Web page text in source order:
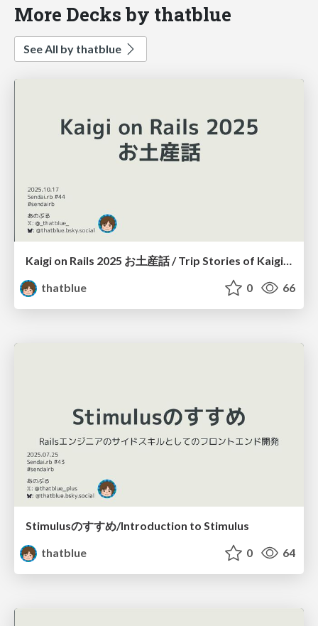
More Decks by thatblue
See All by thatblue
Kaigi on Rails 2025 お土産話 / Trip Stories of Kaigi on Rails 2025
thatblue
0 66
Stimulusのすすめ/Introduction to Stimulus
thatblue
0 64